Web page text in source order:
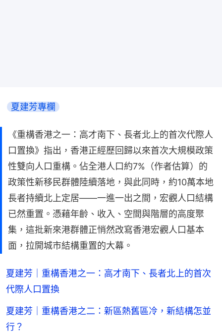
夏建芳專欄
《重構香港之一：高才南下、長者北上的首次代際人
口置換》指出，香港正經歷回歸以來首次大規模政策
性雙向人口重構。佔全港人口約7%（作者估算）的
政策性新移民群體陸續落地，與此同時，約10萬本地
長者持續北上定居——一進一出之間，宏觀人口結構
已然重置。憑藉年齡、收入、空間與階層的高度聚
集，這批新來港群體正悄然改寫香港宏觀人口基本
面，拉開城市結構重置的大幕。
夏建芳｜重構香港之一：高才南下、長者北上的首次
代際人口置換
夏建芳｜重構香港之二：新區熱舊區冷，新結構怎並
行？